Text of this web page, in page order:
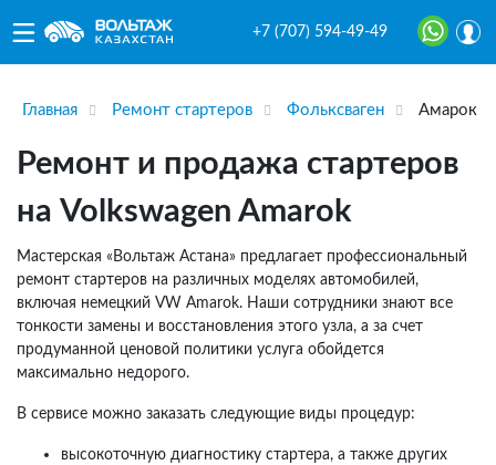
+7 (707) 594-49-49
Главная Ремонт стартеров Фольксваген Амарок
Ремонт и продажа стартеров
на Volkswagen Amarok
Мастерская «Вольтаж Астана» предлагает профессиональный
ремонт стартеров на различных моделях автомобилей,
включая немецкий VW Amarok. Наши сотрудники знают все
тонкости замены и восстановления этого узла, а за счет
продуманной ценовой политики услуга обойдется
максимально недорого.
В сервисе можно заказать следующие виды процедур:
высокоточную диагностику стартера, а также других